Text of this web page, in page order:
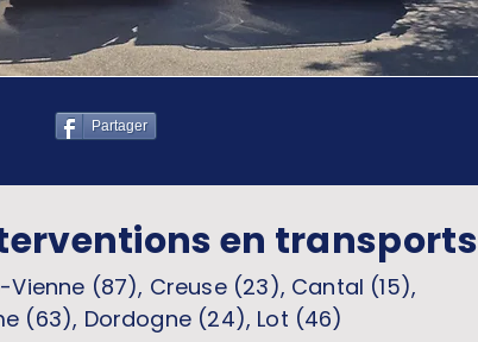
Partager
en transports
Vienne (87), Creuse (23), Cantal (15),
(63), Dordogne (24), Lot (46)